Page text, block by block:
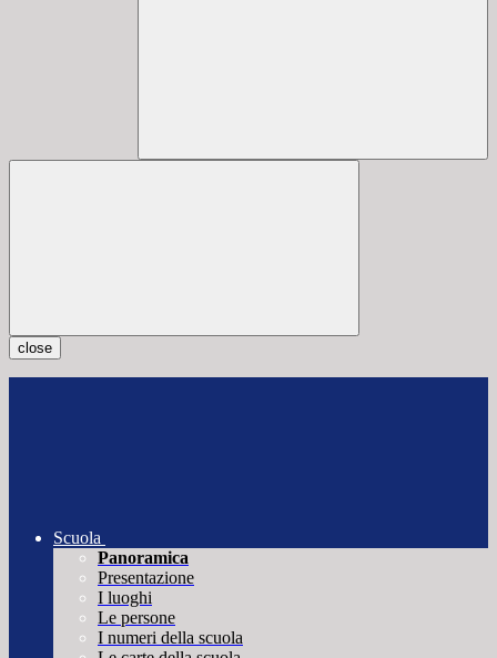
close
Scuola
Panoramica
Presentazione
I luoghi
Le persone
I numeri della scuola